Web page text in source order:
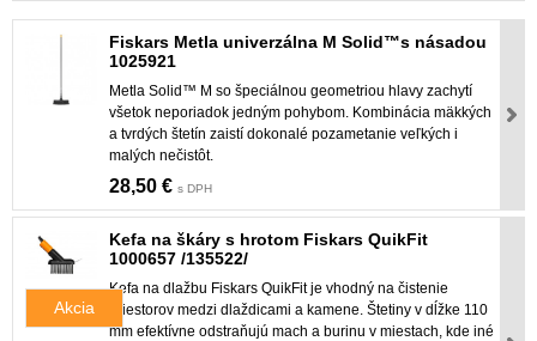
Fiskars Metla univerzálna M Solid™s násadou
1025921
Metla Solid™ M so špeciálnou geometriou hlavy zachytí
všetok neporiadok jedným pohybom. Kombinácia mäkkých
a tvrdých štetín zaistí dokonalé pozametanie veľkých i
malých nečistôt.
28,50 € s DPH
Akcia
Kefa na škáry s hrotom Fiskars QuikFit
1000657 /135522/
Kefa na dlažbu Fiskars QuikFit je vhodný na čistenie
priestorov medzi dlaždicami a kamene. Štetiny v dĺžke 110
mm efektívne odstraňujú mach a burinu v miestach, kde iné